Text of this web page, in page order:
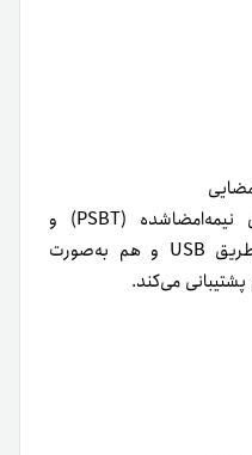
کیف پول اسپارو از تراکنش‌های نیمه‌امضاشده (PSBT) و
کیف‌پول‌های سخت‌افزاری هم ازطریق USB و هم به‌صورت
می‌کند.